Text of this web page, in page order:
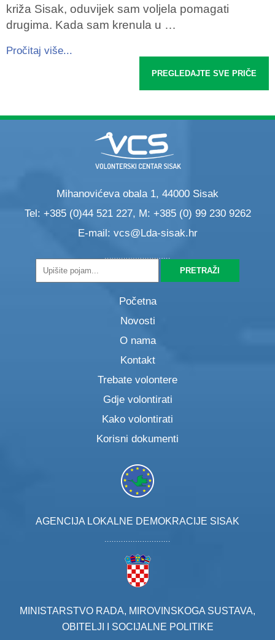
križa Sisak, oduvijek sam voljela pomagati
drugima. Kada sam krenula u …
Pročitaj više...
PREGLEDAJTE SVE PRIČE
Mihanovićeva obala 1, 44000 Sisak
Tel: +385 (0)44 521 227, M: +385 (0) 99 230 9262
E-mail: vcs@Lda-sisak.hr
Početna
Novosti
O nama
Kontakt
Trebate volontere
Gdje volontirati
Kako volontirati
Korisni dokumenti
AGENCIJA LOKALNE DEMOKRACIJE SISAK
MINISTARSTVO RADA, MIROVINSKOGA SUSTAVA,
OBITELJI I SOCIJALNE POLITIKE